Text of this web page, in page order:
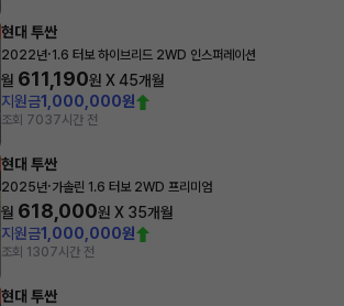
현대 투싼
2022년·1.6 터보 하이브리드 2WD 인스퍼레이션
월 611,190원 X45개월
지원금1,000,000원
조회 7037시간 전
현대 투싼
2025년·가솔린 1.6 터보 2WD 프리미엄
월 618,000원 X 35개월
지원금1,000,000원
조회 1307시간 전
현대 투싼